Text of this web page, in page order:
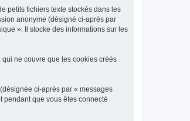
petits fichiers texte stockés dans les
anonyme (désigné ci-après par
». Il stocke des informations sur les
ne couvre que les cookies créés
ci-après par « messages
pendant que vous êtes connecté